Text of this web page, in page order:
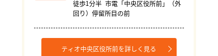
徒歩1分半 市電「中央区役所前」（外
回り）停留所目の前
ティオ中央区役所前を詳しく見る